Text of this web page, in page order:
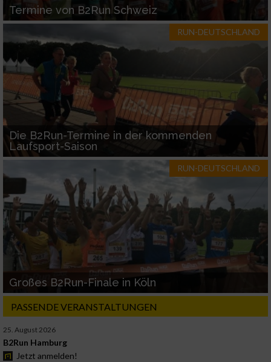
Termine von B2Run Schweiz
RUN-DEUTSCHLAND
Die B2Run-Termine in der kommenden
Laufsport-Saison
RUN-DEUTSCHLAND
Großes B2Run-Finale in Köln
PASSENDE VERANSTALTUNGEN
25. August 2026
B2Run Hamburg
Jetzt anmelden!